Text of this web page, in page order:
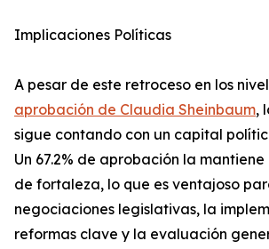
Implicaciones Políticas
A pesar de este retroceso en los
aprobación de Claudia Sheinbaum,
sigue contando con un capital
Un 67.2% de aprobación la
de fortaleza, lo que es ventajoso
negociaciones legislativas, la
reformas clave y la evaluación